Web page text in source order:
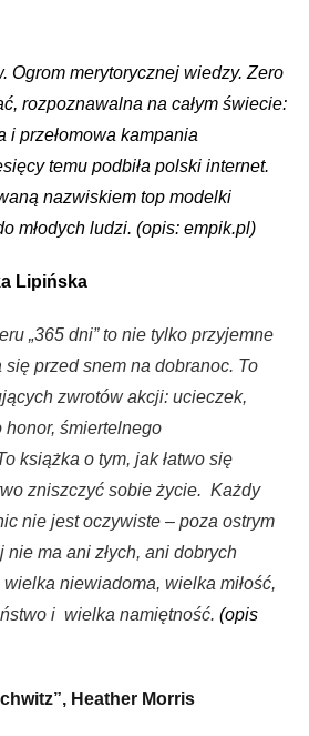
Ogrom merytorycznej wiedzy. Zero
rozpoznawalna na całym świecie:
i przełomowa kampania
temu podbiła polski internet.
nazwiskiem top modelki
młodych ludzi. (opis: empik.pl)
Lipińska
„365 dni” to nie tylko przyjemne
się przed snem na dobranoc. To
zwrotów akcji: ucieczek,
śmiertelnego
książka o tym, jak łatwo się
zniszczyć sobie życie. Każdy
nie jest oczywiste – poza ostrym
nie ma ani złych, ani dobrych
niewiadoma, wielka miłość,
i wielka namiętność. (opis
Heather Morris